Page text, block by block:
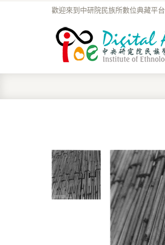
歡迎來到中研院民族所數位典藏平台